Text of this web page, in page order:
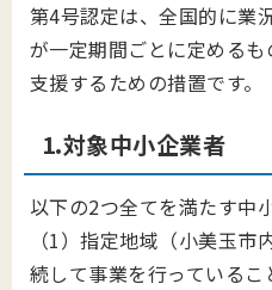
第4号認定は、全国的に業
が一定期間ごとに定める
支援するための措置です。
1.対象中小企業者
以下の2つ全てを満たす中
（1）指定地域（小美玉
続して事業を行っているこ